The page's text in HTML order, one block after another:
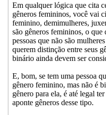
Em qualquer lógica que cita
gêneros femininos, você vai
feminino, demimulheres,
são gêneros femininos, o
pessoas que não são
querem distinção entre seus
binário ainda devem ser
E, bom, se tem uma pessoa
gênero feminino, mas não é
gênero para ela, é até legal
aponte gêneros desse tipo.